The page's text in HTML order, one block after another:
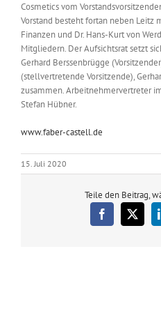
Cosmetics vom
Vorstand besteht fortan neben Leitz
Finanzen und Dr. Hans-Kurt von
Mitgliedern. Der Aufsichtsrat setzt
Gerhard Berssenbrügge
(stellvertretende Vorsitzende),
zusammen. Arbeitnehmervertreter
Stefan Hübner.
www.faber-castell.de
15. Juli 2020
Teile den Beitrag,
Facebook
X